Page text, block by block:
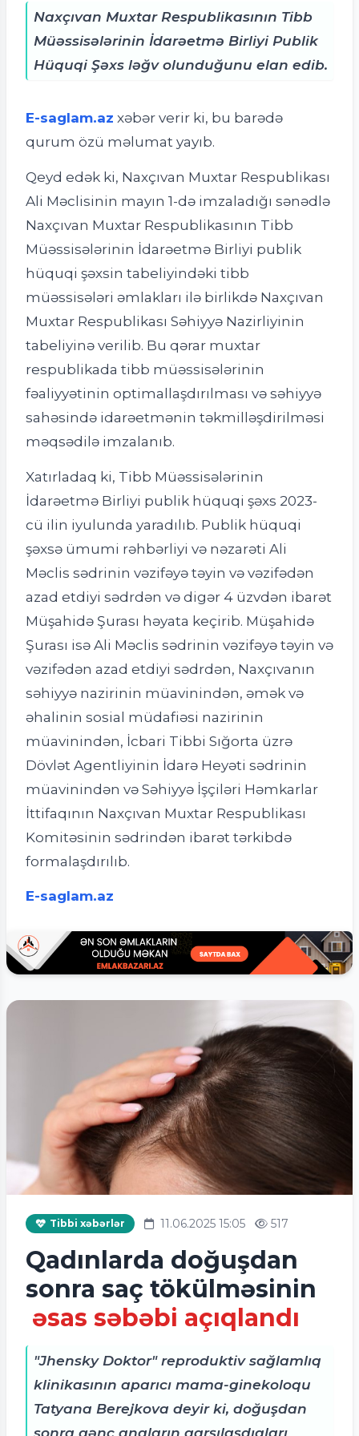
Naxçıvan Muxtar Respublikasının Tibb
Müəssisələrinin İdarəetmə Birliyi Publik
Hüquqi Şəxs ləğv olunduğunu elan edib.
E-saglam.az xəbər verir ki, bu barədə
qurum özü məlumat yayıb.
Qeyd edək ki, Naxçıvan Muxtar Respublikası
Ali Məclisinin mayın 1-də imzaladığı sənədlə
Naxçıvan Muxtar Respublikasının Tibb
Müəssisələrinin İdarəetmə Birliyi publik
hüquqi şəxsin tabeliyindəki tibb
müəssisələri əmlakları ilə birlikdə Naxçıvan
Muxtar Respublikası Səhiyyə Nazirliyinin
tabeliyinə verilib. Bu qərar muxtar
respublikada tibb müəssisələrinin
fəaliyyətinin optimallaşdırılması və səhiyyə
sahəsində idarəetmənin təkmilləşdirilməsi
məqsədilə imzalanıb.
Xatırladaq ki, Tibb Müəssisələrinin
İdarəetmə Birliyi publik hüquqi şəxs 2023-
cü ilin iyulunda yaradılıb. Publik hüquqi
şəxsə ümumi rəhbərliyi və nəzarəti Ali
Məclis sədrinin vəzifəyə təyin və vəzifədən
azad etdiyi sədrdən və digər 4 üzvdən ibarət
Müşahidə Şurası həyata keçirib. Müşahidə
Şurası isə Ali Məclis sədrinin vəzifəyə təyin və
vəzifədən azad etdiyi sədrdən, Naxçıvanın
səhiyyə nazirinin müavinindən, əmək və
əhalinin sosial müdafiəsi nazirinin
müavinindən, İcbari Tibbi Sığorta üzrə
Dövlət Agentliyinin İdarə Heyəti sədrinin
müavinindən və Səhiyyə İşçiləri Həmkarlar
İttifaqının Naxçıvan Muxtar Respublikası
Komitəsinin sədrindən ibarət tərkibdə
formalaşdırılıb.
E-saglam.az
Tibbi xəbərlər 11.06.2025 15:05 517
Qadınlarda doğuşdan
sonra saç tökülməsinin
əsas səbəbi açıqlandı
"Jhensky Doktor" reproduktiv sağlamlıq
klinikasının aparıcı mama-ginekoloqu
Tatyana Berejkova deyir ki, doğuşdan
sonra gənc anaların qarşılaşdıqları